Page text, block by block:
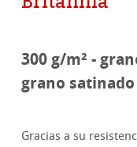
300 g/m² -
grano satinado
Gracias a su